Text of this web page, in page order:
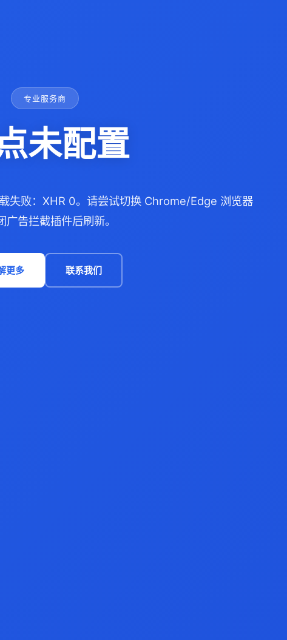
专业服务商
未配置
败：XHR 0。请尝试切换 Chrome/Edge 浏览器
广告拦截插件后刷新。
更多 联系我们